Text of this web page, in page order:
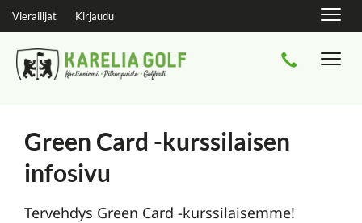
Vierailijat Kirjaudu
Green Card -kurssilaisen
infosivu
Tervehdys Green Card -kurssilaisemme!